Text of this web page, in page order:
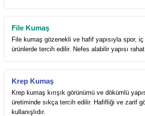
File Kumaş
File kumaş gözenekli ve hafif yapısıyla spor,
ürünlerde tercih edilir. Nefes alabilir yapısı
Krep Kumaş
Krep kumaş kırışık görünümü ve dökümlü
üretiminde sıkça tercih edilir. Hafifliği ve zarif
kullanışlıdır.